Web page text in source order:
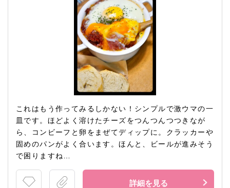
これはもう作ってみるしかない！シンプルで激ウマの一
皿です。ほどよく溶けたチーズをつんつんつつきなが
ら、コンビーフと卵をまぜてディップに。クラッカーや
固めのパンがよく合います。ほんと、ビールが進みそう
で困りますね…
詳細を見る